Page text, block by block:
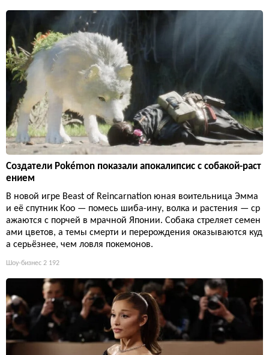
Создатели Pokémon показали апокалипсис с собакой-раст
ением
В новой игре Beast of Reincarnation юная воительница Эмма
и её спутник Кoo — помесь шиба-ину, волка и растения — ср
ажаются с порчей в мрачной Японии. Собака стреляет семен
ами цветов, а темы смерти и перерождения оказываются куд
а серьёзнее, чем ловля покемонов.
Шоу-бизнес 2 192